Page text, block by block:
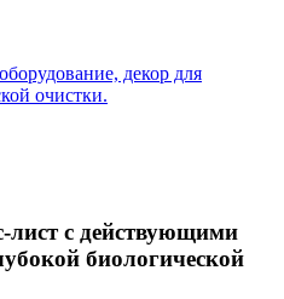
декор для
очистки.
лист с действующими
биологической